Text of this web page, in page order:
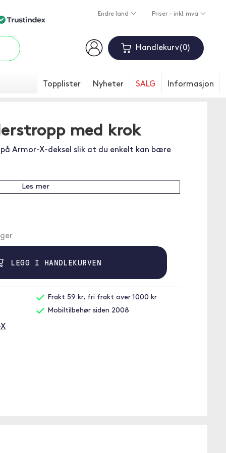
Endre land Priser - inkl. mva
Handlekurv 0
Topplister Nyheter SALG Informasjon
med krok
Armor-X-deksel slik at du enkelt kan bære
Les mer
LEGG I HANDLEKURVEN
Frakt 59 kr, fri frakt over 1000 kr
Mobiltilbehør siden 2008